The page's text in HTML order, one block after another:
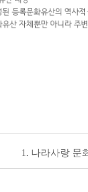
1. 나라사랑 문